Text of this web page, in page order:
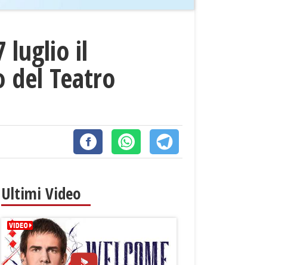
luglio il
del Teatro
Ultimi Video